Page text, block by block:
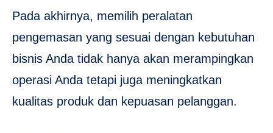
Pada akhirnya, memilih peralatan
pengemasan yang sesuai dengan kebutuhan
bisnis Anda tidak hanya akan merampingkan
operasi Anda tetapi juga meningkatkan
kualitas produk dan kepuasan pelanggan.